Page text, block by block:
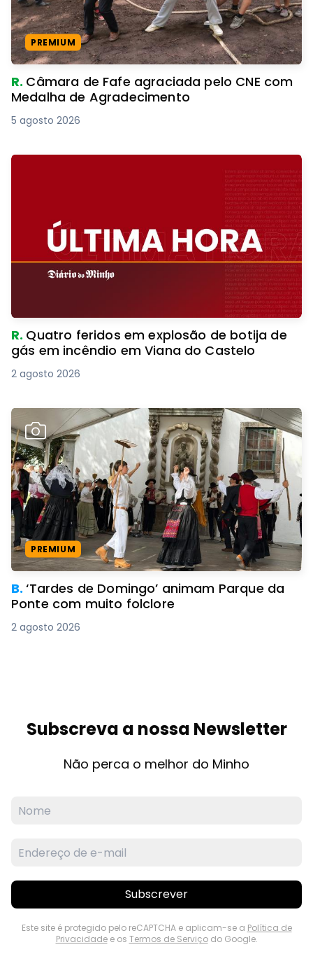
PREMIUM
R. Câmara de Fafe agraciada pelo CNE com
Medalha de Agradecimento
5 agosto 2026
R. Quatro feridos em explosão de botija de
gás em incêndio em Viana do Castelo
2 agosto 2026
PREMIUM
B.‘Tardes de Domingo’ animam Parque da
Ponte com muito folclore
2 agosto 2026
Subscreva a nossa Newsletter
Não perca o melhor do Minho
Subscrever
Este site é protegido pelo reCAPTCHA e aplicam-se a Política de
Privacidadee os Termos de Serviçodo Google.